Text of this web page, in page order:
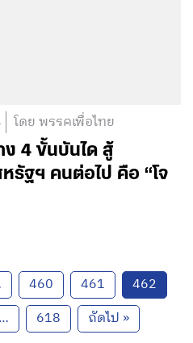
โดย พรรคเพื่อไทย
ง 4 ขั้นบันได สู้
รัฐฯ คนต่อไป คือ “โจ
460 461
462
… 618 ถัดไป »